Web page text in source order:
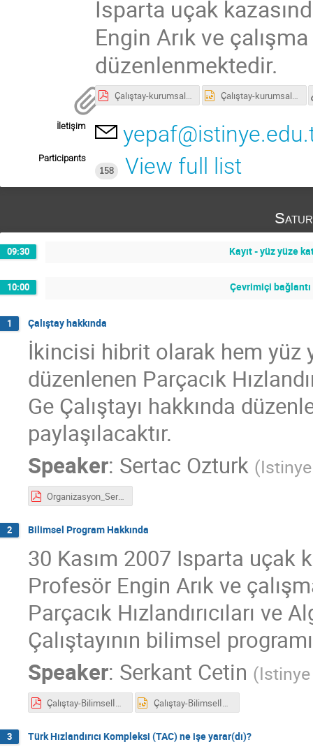
Isparta uçak
Engin Arık ve
düzenlenmektedir.
Çalıştay-kurumsal.pdf Çalıştay-kurumsal.pptx
İletişim
Participants
158
View full list
09:30 Kayıt - yüz yüze
10:00 Çevrimiçi bağlantı
1 Çalıştay hakkında
İkincisi hibrit olarak hem yüz
düzenlenen Parçacık
Ge Çalıştayı hakkında
paylaşılacaktır.
Speaker: Sertac Ozturk (
Organizasyon_Sertac.pdf
2 Bilimsel Program Hakkında
30 Kasım 2007 Isparta uçak
Profesör Engin Arık ve
Parçacık Hızlandırıcıları ve
Çalıştayının bilimsel
Speaker: Serkant Cetin (
Çalıştay-Bilimselİçerik-Serkant.pdf Çalıştay-Bilimselİçerik-Serkant.pptx
3 Türk Hızlandırıcı Kompleksi (TAC) ne işe yarar(dı)?